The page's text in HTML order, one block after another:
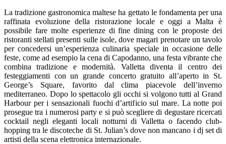
La tradizione gastronomica maltese ha gettato le fondamenta per una
raffinata evoluzione della ristorazione locale e oggi a Malta è
possibile fare molte esperienze di fine dining con le proposte dei
ristoranti stellati presenti sulle isole, dove magari prenotare un tavolo
per concedersi un’esperienza culinaria speciale in occasione delle
feste, come ad esempio la cena di Capodanno, una festa vibrante che
combina tradizione e modernità. Valletta diventa il centro dei
festeggiamenti con un grande concerto gratuito all’aperto in St.
George’s Square, favorito dal clima piacevole dell’inverno
mediterraneo. Dopo lo spettacolo gli occhi si volgono tutti al Grand
Harbour per i sensazionali fuochi d’artificio sul mare. La notte poi
prosegue tra i numerosi party e si può scegliere di degustare ricercati
cocktail negli eleganti locali notturni di Valletta o facendo club-
hopping tra le discoteche di St. Julian’s dove non mancano i dj set di
artisti della scena elettronica internazionale.